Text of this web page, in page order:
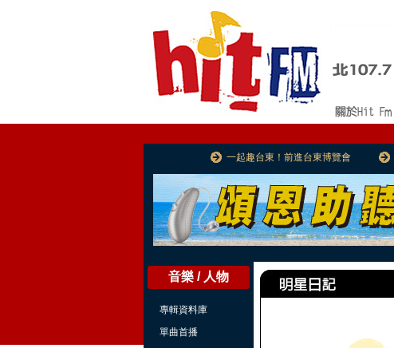
一起趣台東！前進台東博覽會
音樂 / 人物
專輯資料庫
單曲首播